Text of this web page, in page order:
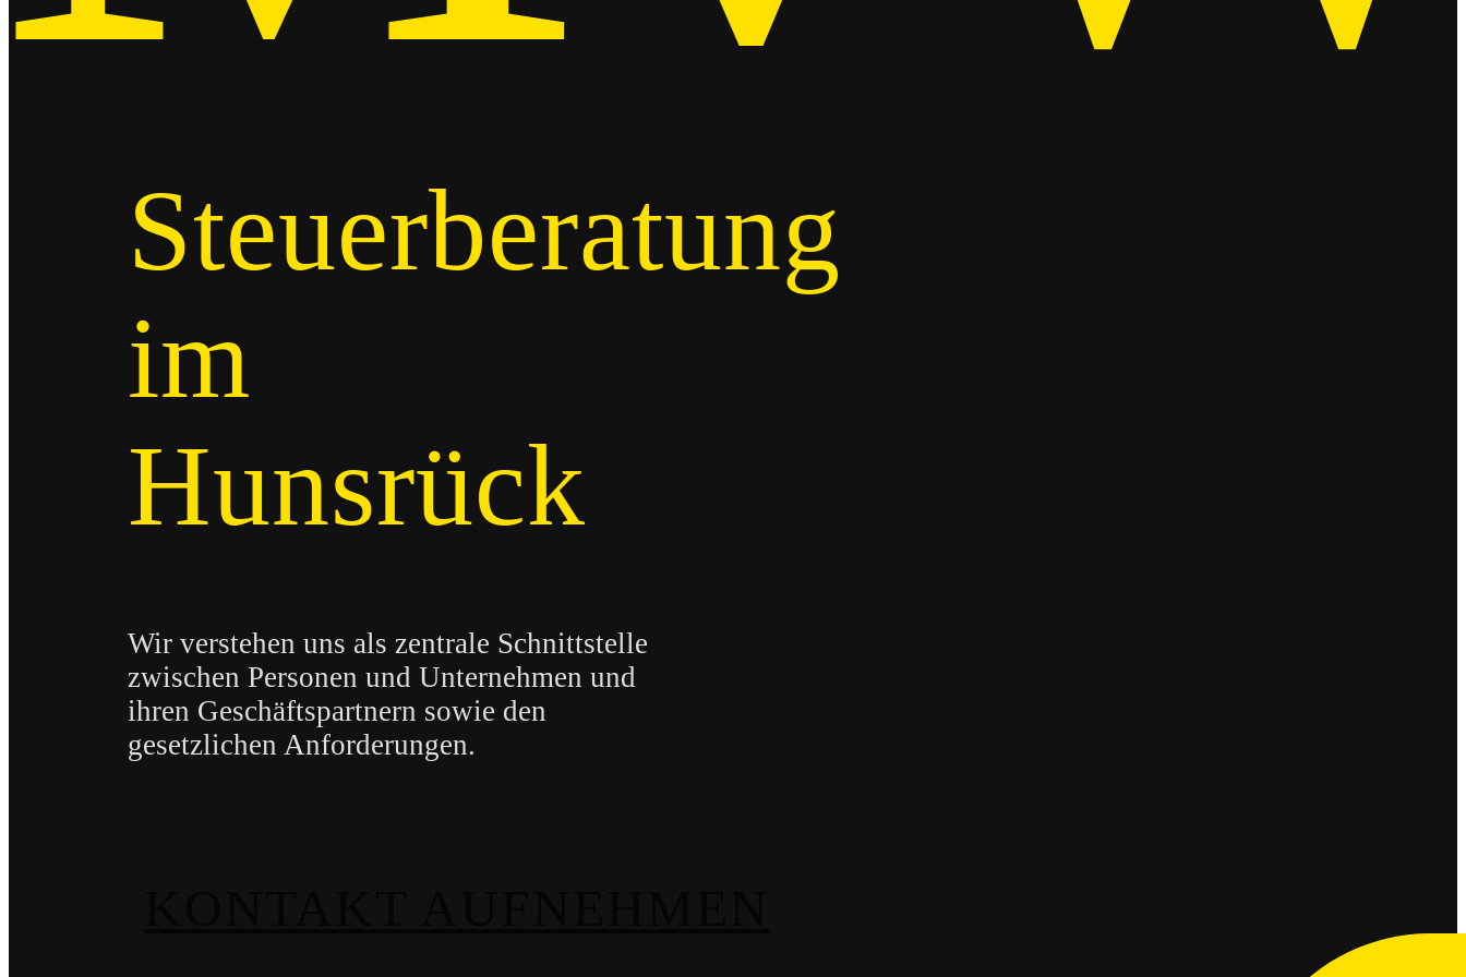
Steuerberatung
im
Hunsrück
Wir verstehen uns als zentrale Schnittstelle
zwischen Personen und Unternehmen und
ihren Geschäftspartnern sowie den
gesetzlichen Anforderungen.